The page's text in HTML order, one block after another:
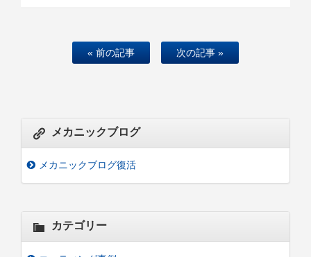
« 前の記事 次の記事 »
メカニックブログ
メカニックブログ復活
カテゴリー